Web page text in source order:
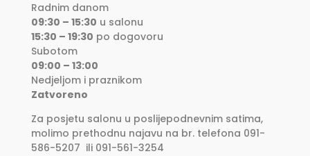
Radnim danom
09:30 – 15:30 u salonu
15:30 – 19:30 po dogovoru
Subotom
09:00 – 13:00
Nedjeljom i praznikom
Zatvoreno
Za posjetu salonu u poslijepodnevnim satima,
molimo prethodnu najavu na br. telefona 091-
586-5207 ili 091-561-3254